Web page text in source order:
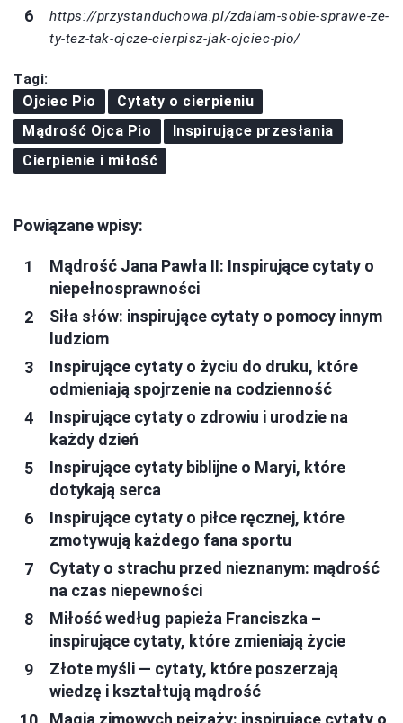
https://przystanduchowa.pl/zdalam-sobie-sprawe-ze-
ty-tez-tak-ojcze-cierpisz-jak-ojciec-pio/
Tagi:
Ojciec Pio
Cytaty o cierpieniu
Mądrość Ojca Pio
Inspirujące przesłania
Cierpienie i miłość
Powiązane wpisy:
Mądrość Jana Pawła II: Inspirujące cytaty o
niepełnosprawności
Siła słów: inspirujące cytaty o pomocy innym
ludziom
Inspirujące cytaty o życiu do druku, które
odmieniają spojrzenie na codzienność
Inspirujące cytaty o zdrowiu i urodzie na
każdy dzień
Inspirujące cytaty biblijne o Maryi, które
dotykają serca
Inspirujące cytaty o piłce ręcznej, które
zmotywują każdego fana sportu
Cytaty o strachu przed nieznanym: mądrość
na czas niepewności
Miłość według papieża Franciszka –
inspirujące cytaty, które zmieniają życie
Złote myśli — cytaty, które poszerzają
wiedzę i kształtują mądrość
Magia zimowych pejzaży: inspirujące cytaty o